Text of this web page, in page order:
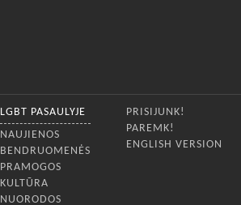
LGBT PASAULYJE
NAUJIENOS
BENDRUOMENĖS
PRAMOGOS
KULTŪRA
NUORODOS
PRISIJUNK!
PAREMK!
ENGLISH VERSION